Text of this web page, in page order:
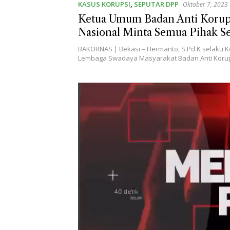
KASUS KORUPSI, SEPUTAR DPP Oktober 7, 2023
Ketua Umum Badan Anti
Nasional Minta Semua Pihak
Berantas Mafia dan Pengepul
Bersubsidi
BAKORNAS | Bekasi – Hermanto, S.Pd.K selaku
Lembaga Swadaya Masyarakat Badan Anti